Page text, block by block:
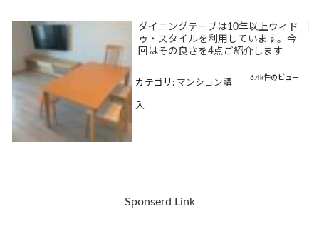
ダイニングテーブは10年以上ウィド
ゥ・スタイルを利用しています。今
回はその良さを4点ご紹介します
6.4k件のビュー
カテゴリ: マンション購
入
Sponserd Link